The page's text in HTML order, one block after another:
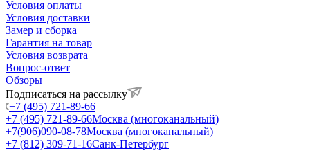
Условия оплаты
Условия доставки
Замер и сборка
Гарантия на товар
Условия возврата
Вопрос-ответ
Обзоры
Подписаться на рассылку
+7 (495) 721-89-66
+7 (495) 721-89-66Москва (многоканальный)
+7(906)090-08-78Москва (многоканальный)
+7 (812) 309-71-16Санк-Петербург